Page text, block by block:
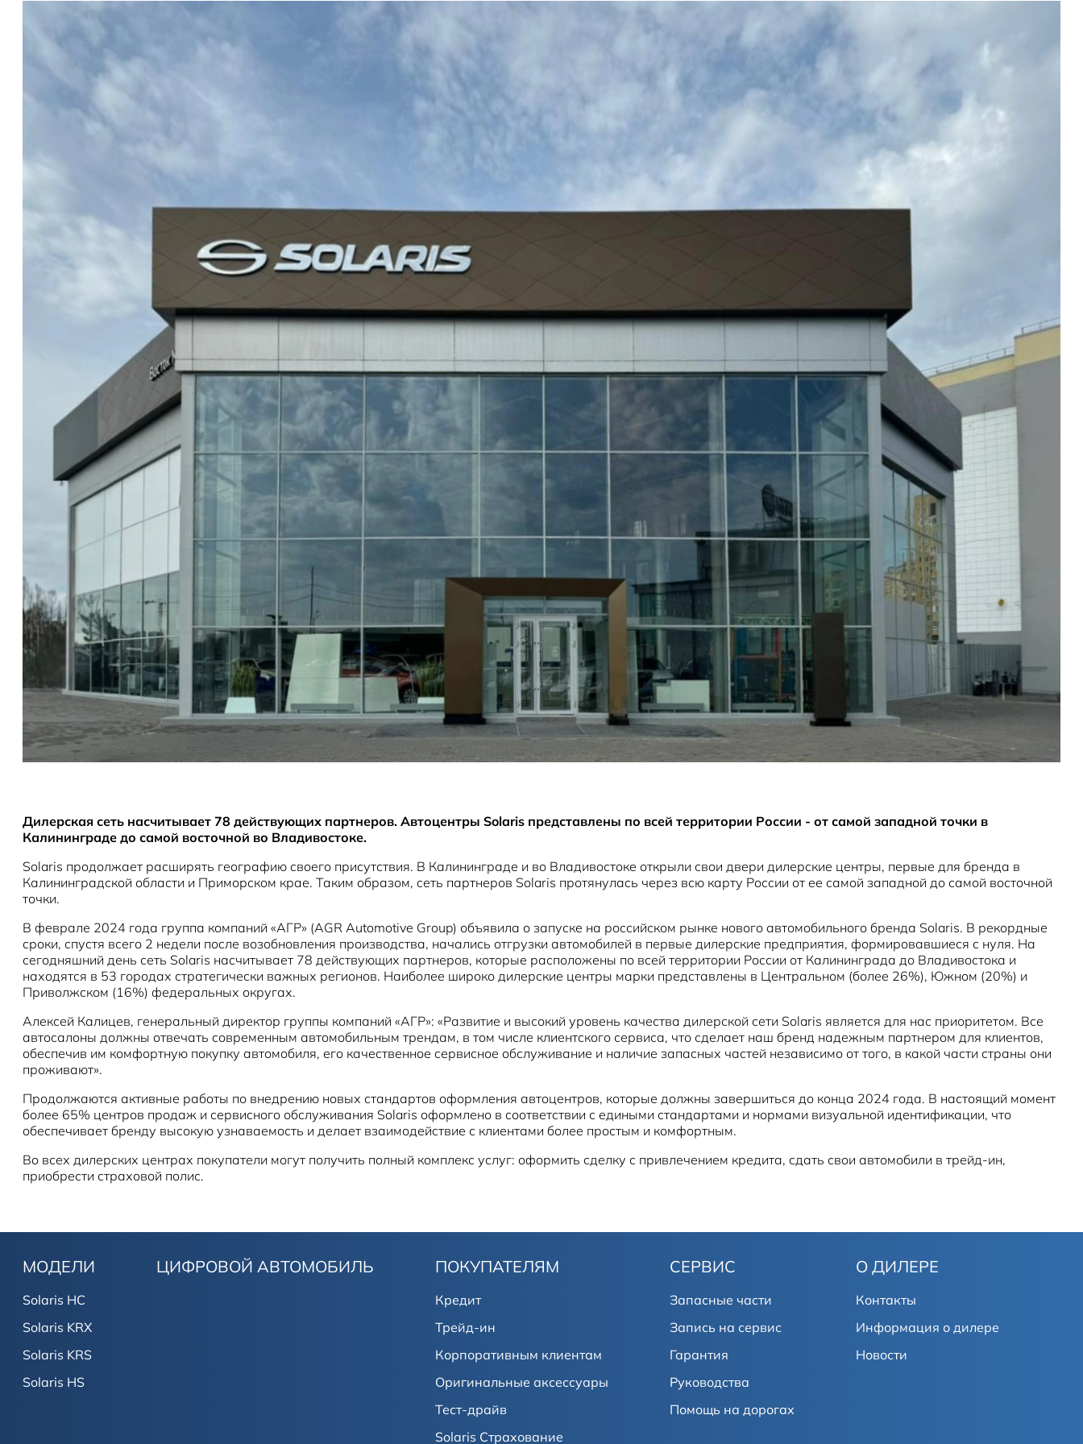
Новости
Дилерская сеть насчитывает 78 действующих партнеров. Автоцентры Solaris представлены по всей территории России - от самой западной точки в
Калининграде до самой восточной во Владивостоке.
Solaris продолжает расширять географию своего присутствия. В Калининграде и во Владивостоке открыли свои двери дилерские центры, первые для бренда в
Калининградской области и Приморском крае. Таким образом, сеть партнеров Solaris протянулась через всю карту России от ее самой западной до самой восточной
точки.
В феврале 2024 года группа компаний «АГР» (AGR Automotive Group) объявила о запуске на российском рынке нового автомобильного бренда Solaris. В рекордные
сроки, спустя всего 2 недели после возобновления производства, начались отгрузки автомобилей в первые дилерские предприятия, формировавшиеся с нуля. На
сегодняшний день сеть Solaris насчитывает 78 действующих партнеров, которые расположены по всей территории России от Калининграда до Владивостока и
находятся в 53 городах стратегически важных регионов. Наиболее широко дилерские центры марки представлены в Центральном (более 26%), Южном (20%) и
Приволжском (16%) федеральных округах.
Алексей Калицев, генеральный директор группы компаний «АГР»: «Развитие и высокий уровень качества дилерской сети Solaris является для нас приоритетом. Все
автосалоны должны отвечать современным автомобильным трендам, в том числе клиентского сервиса, что сделает наш бренд надежным партнером для клиентов,
обеспечив им комфортную покупку автомобиля, его качественное сервисное обслуживание и наличие запасных частей независимо от того, в какой части страны они
проживают».
Продолжаются активные работы по внедрению новых стандартов оформления автоцентров, которые должны завершиться до конца 2024 года. В настоящий момент
более 65% центров продаж и сервисного обслуживания Solaris оформлено в соответствии с едиными стандартами и нормами визуальной идентификации, что
обеспечивает бренду высокую узнаваемость и делает взаимодействие с клиентами более простым и комфортным.
Во всех дилерских центрах покупатели могут получить полный комплекс услуг: оформить сделку с привлечением кредита, сдать свои автомобили в трейд-ин,
приобрести страховой полис.
МОДЕЛИ
Solaris HC
Solaris KRX
Solaris KRS
Solaris HS
ЦИФРОВОЙ АВТОМОБИЛЬ ПОКУПАТЕЛЯМ
Кредит
Трейд-ин
Корпоративным клиентам
Оригинальные аксессуары
Тест-драйв
Solaris Страхование
СЕРВИС
Запасные части
Запись на сервис
Гарантия
Руководства
Помощь на дорогах
О ДИЛЕРЕ
Контакты
Информация о дилере
Новости